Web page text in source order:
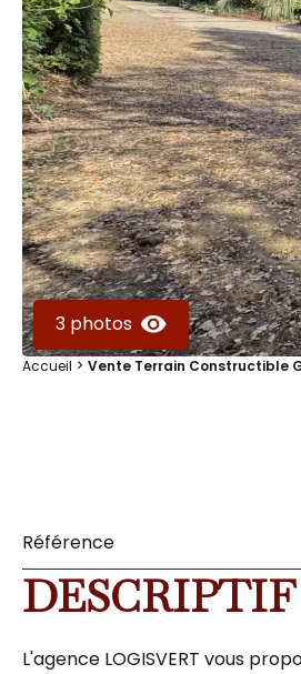
3 photos
Accueil Vente Terrain Constructible
Référence
DESCRIPTIF
L'agence LOGISVERT vous